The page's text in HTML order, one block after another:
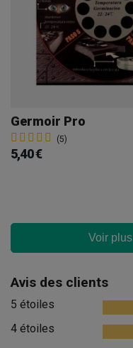
Germoir Pro
(5)
5,40 €
Voir plus
Avis des clients
5 étoiles
4 étoiles